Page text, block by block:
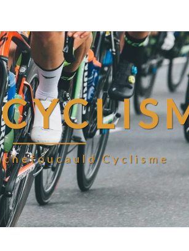
Cyclisme